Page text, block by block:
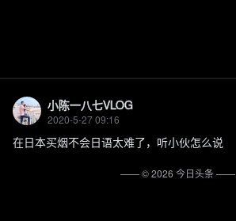
小陈一八七VLOG
2020-5-27 09:16
在日本买烟不会日语太难了，听小伙怎么说
—— ©2026 今日头条——